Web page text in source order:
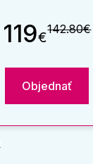
119€142.80€
Objednať